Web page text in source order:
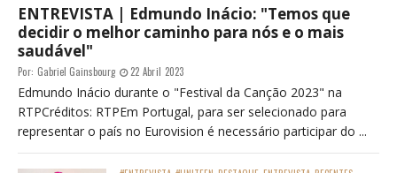
ENTREVISTA | Edmundo Inácio: "Temos que
decidir o melhor caminho para nós e o mais
saudável"
Por: Gabriel Gainsbourg 22 Abril 2023
Edmundo Inácio durante o "Festival da Canção 2023" na
RTPCréditos: RTPEm Portugal, para ser selecionado para
representar o país no Eurovision é necessário participar do ...